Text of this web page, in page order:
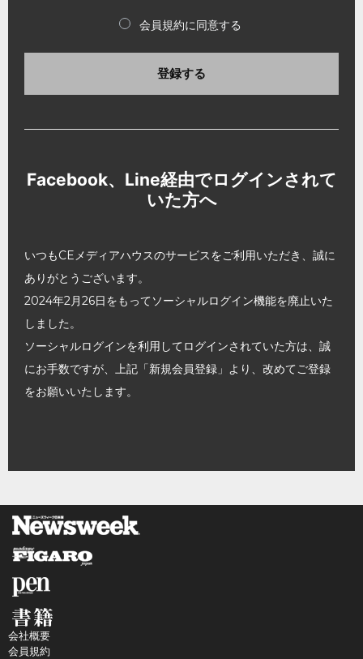
会員規約に同意する
登録する
Facebook、Line経由でログインされて
いた方へ
いつもCEメディアハウスのサービスをご利用いただき、誠に
ありがとうございます。
2024年2月26日をもってソーシャルログイン機能を廃止いた
しました。
ソーシャルログインを利用してログインされていた方は、誠
にお手数ですが、上記「新規会員登録」より、改めてご登録
をお願いいたします。
会社概要
会員規約